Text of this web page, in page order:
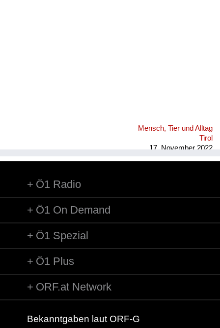
Mensch, Tier und Alltag
Tirol
17. November 2022
Ö1 Radio
Ö1 On Demand
Ö1 Spezial
Ö1 Plus
ORF.at Network
Bekanntgaben laut ORF-G